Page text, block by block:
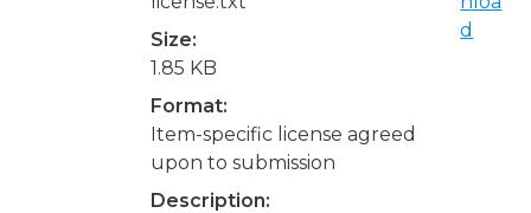
Size:
1.85 KB
Format:
Item-specific license agreed
upon to submission
Description:
d